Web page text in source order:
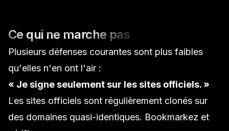
Ce qui ne marche pas
Plusieurs défenses courantes sont plus faibles
qu'elles n'en ont l'air :
« Je signe seulement sur les sites officiels. »
Les sites officiels sont régulièrement clonés sur
des domaines quasi-identiques. Bookmarkez et